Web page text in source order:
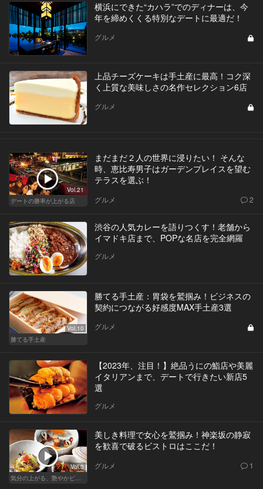
横浜にできた“カハラ”でのディナーは、今
年を締めくくる特別なデートに最適だ！
グルメ
上品チーズケーキは手土産に最高！コク深
く上質な美味しさの名作セレクション6店
グルメ
Vol.21
デートの勝率が上がる店
まだまだ２人の世界に浸りたい！ そんな
時、恵比寿男子はガーデンプレイスを望む
テラスを選ぶ！
グルメ 2
渋谷の人気カレーを語りつくす！老舗から
イマドキ店まで、POPな名店を完全網羅
グルメ
Vol.10
勝てる手土産
勝てる手土産：胃袋を鷲掴み！ビジネスの
契約につながる好感度MAX手土産3選
グルメ
【2023年、注目！】絶品うにの鮨店や美麗
イタリアンまで、デートで行きたい新店5
選
グルメ
Vol.3
気分の上がる、艶やかビストロ
美しき料理で女心を鷲掴み！神楽坂の静寂
を歓喜で破るビストロはここだ！
グルメ 1